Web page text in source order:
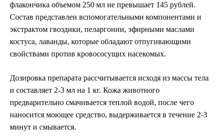
флакончика объемом 250 мл не превышает 145 рублей.
Состав представлен вспомогательными компонентами и
экстрактом гвоздики, пеларгонии, эфирными маслами
костуса, лаванды, которые обладают отпугивающими
свойствами против кровососущих насекомых.
Дозировка препарата рассчитывается исходя из массы тела
и составляет 2-3 мл на 1 кг. Кожа животного
предварительно смачивается теплой водой, после чего
наносится моющее средство, выдерживается в течение 2-3
минут и смывается.